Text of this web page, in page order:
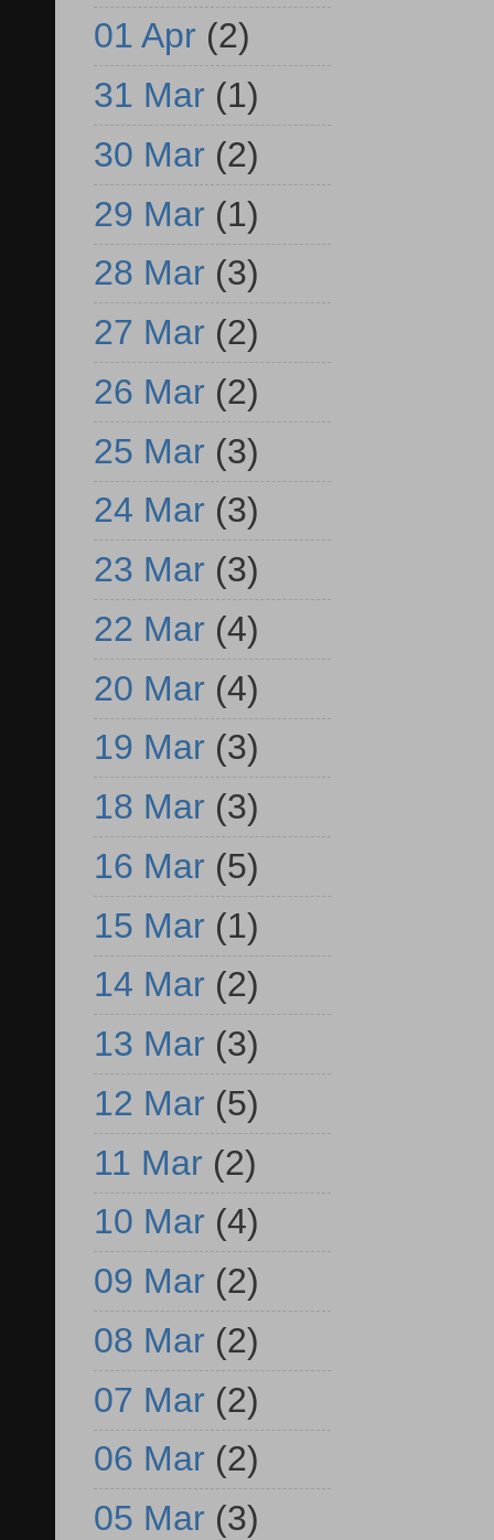
01 Apr (2)
31 Mar (1)
30 Mar (2)
29 Mar (1)
28 Mar (3)
27 Mar (2)
26 Mar (2)
25 Mar (3)
24 Mar (3)
23 Mar (3)
22 Mar (4)
20 Mar (4)
19 Mar (3)
18 Mar (3)
16 Mar (5)
15 Mar (1)
14 Mar (2)
13 Mar (3)
12 Mar (5)
11 Mar (2)
10 Mar (4)
09 Mar (2)
08 Mar (2)
07 Mar (2)
06 Mar (2)
05 Mar (3)